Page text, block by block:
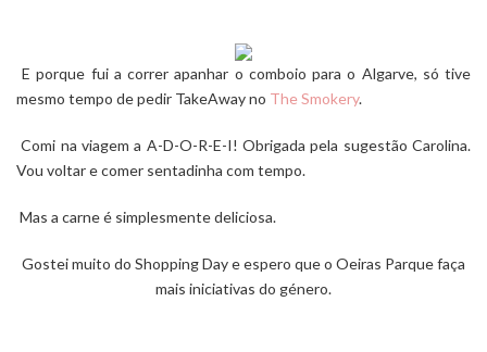
E porque fui a correr apanhar o comboio para o Algarve, só tive
mesmo tempo de pedir TakeAway no The Smokery.
Comi na viagem a A-D-O-R-E-I! Obrigada pela sugestão Carolina.
Vou voltar e comer sentadinha com tempo.
Mas a carne é simplesmente deliciosa.
Gostei muito do Shopping Day e espero que o Oeiras Parquefaça
mais iniciativas do género.